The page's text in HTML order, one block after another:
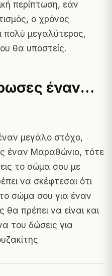
περίπτωση, εάν
ο χρόνος
πολύ μεγαλύτερος,
θα υποστείς.
έναν…
μεγάλο στόχο,
έναν Μαραθώνιο, τότε
το σώμα σου με
να σκέφτεσαι ότι
το σώμα σου για έναν
πρέπει να είναι και
του δώσεις για